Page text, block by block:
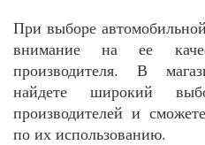
При выборе
внимание на ее
производителя. В
найдете широкий
производителей и
по их использованию.